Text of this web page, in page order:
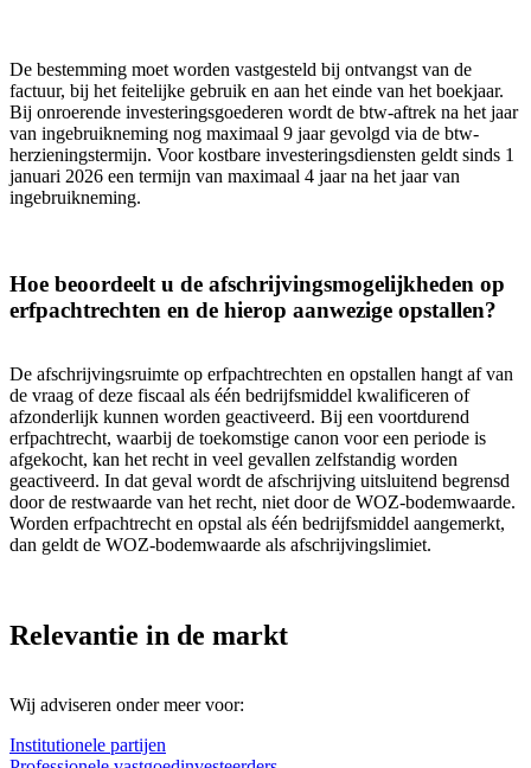
De bestemming moet worden vastgesteld bij ontvangst van de
factuur, bij het feitelijke gebruik en aan het einde van het boekjaar.
Bij onroerende investeringsgoederen wordt de btw-aftrek na het jaar
van ingebruikneming nog maximaal 9 jaar gevolgd via de btw-
herzieningstermijn. Voor kostbare investeringsdiensten geldt sinds 1
januari 2026 een termijn van maximaal 4 jaar na het jaar van
ingebruikneming.
Hoe beoordeelt u de afschrijvingsmogelijkheden op
erfpachtrechten en de hierop aanwezige opstallen?
De afschrijvingsruimte op erfpachtrechten en opstallen hangt af van
de vraag of deze fiscaal als één bedrijfsmiddel kwalificeren of
afzonderlijk kunnen worden geactiveerd. Bij een voortdurend
erfpachtrecht, waarbij de toekomstige canon voor een periode is
afgekocht, kan het recht in veel gevallen zelfstandig worden
geactiveerd. In dat geval wordt de afschrijving uitsluitend begrensd
door de restwaarde van het recht, niet door de WOZ-bodemwaarde.
Worden erfpachtrecht en opstal als één bedrijfsmiddel aangemerkt,
dan geldt de WOZ-bodemwaarde als afschrijvingslimiet.
Relevantie in de markt
Wij adviseren onder meer voor:
Institutionele partijen